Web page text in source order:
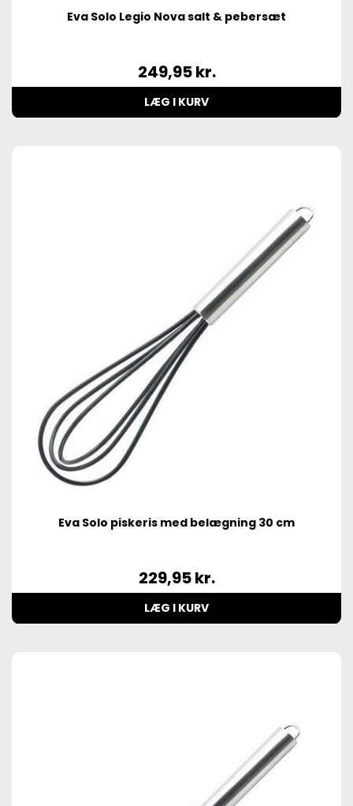
Eva Solo Legio Nova salt & pebersæt
249,95kr.
LÆG I KURV
Eva Solo piskeris med belægning 30 cm
229,95kr.
LÆG I KURV